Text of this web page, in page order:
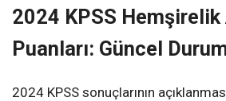
2024 KPSS
Puanları: Güncel
2024 KPSS sonuçlarının